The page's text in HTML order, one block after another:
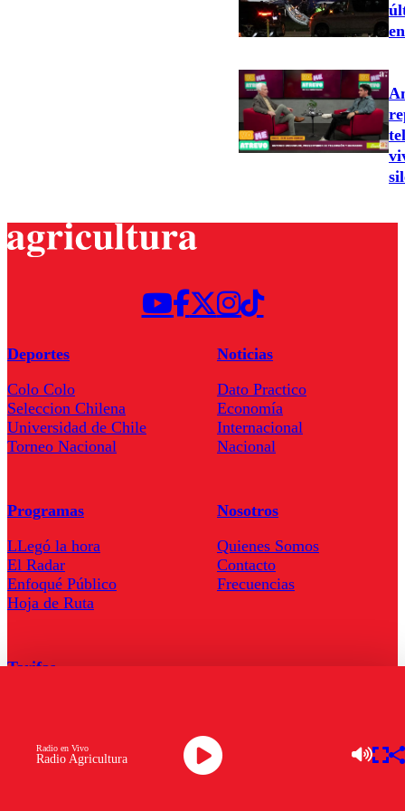
Radio Agricultura
Radio en Vivo
Deportes
Colo Colo
Seleccion Chilena
Universidad de Chile
Torneo Nacional
Noticias
Dato Practico
Economía
Internacional
Nacional
Programas
LLegó la hora
El Radar
Enfoqué Público
Hoja de Ruta
Nosotros
Quienes Somos
Contacto
Frecuencias
Tarifas